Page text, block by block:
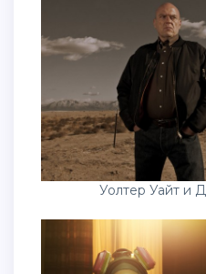
Уолтер Уайт и